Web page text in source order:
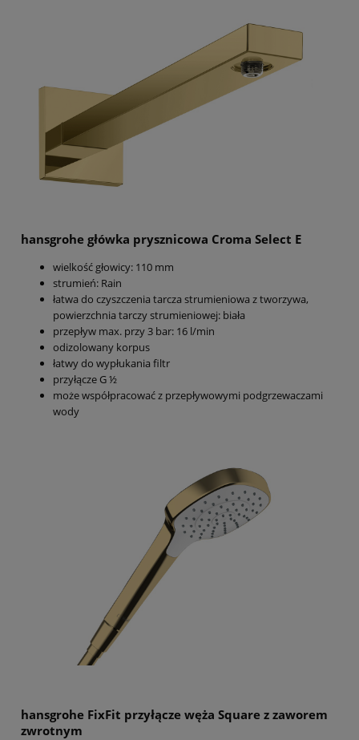
hansgrohe główka prysznicowa Croma Select E
wielkość głowicy: 110 mm
strumień: Rain
łatwa do czyszczenia tarcza strumieniowa z tworzywa,
powierzchnia tarczy strumieniowej: biała
przepływ max. przy 3 bar: 16 l/min
odizolowany korpus
łatwy do wypłukania filtr
przyłącze G ½
może współpracować z przepływowymi podgrzewaczami
wody
hansgrohe FixFit przyłącze węża Square z zaworem
zwrotnym